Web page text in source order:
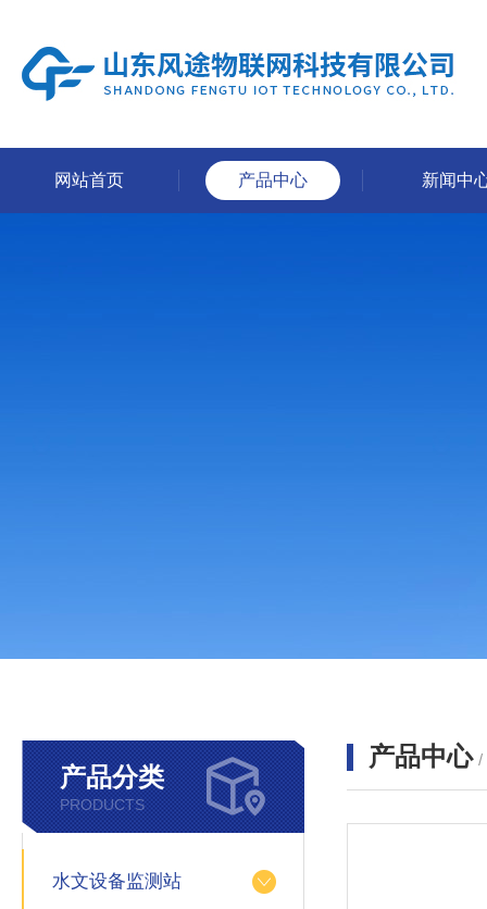
网站首页 产品中心 新闻中
产品分类
PRODUCTS
水文设备监测站
产品中心 /